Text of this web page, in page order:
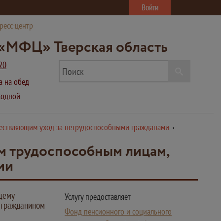
Войти
центр
Тверская область
на обед
уход за нетрудоспособными гражданами
трудоспособным лицам,
Услугу предоставляет
Фонд пенсионного и социального